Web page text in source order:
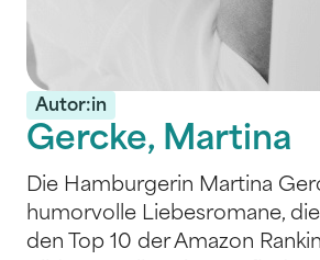
Autor:in
Gercke, Martina
Die Hamburgerin Martina
humorvolle Liebesromane,
den Top 10 der Amazon